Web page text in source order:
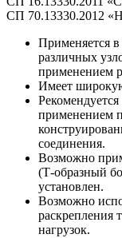
СП 70.13330.2012
Применяется в
различных
применением
Имеет
применением
соединения.
Возможно
(Т-образный
установлен.
Возможно
раскрепления
нагрузок.